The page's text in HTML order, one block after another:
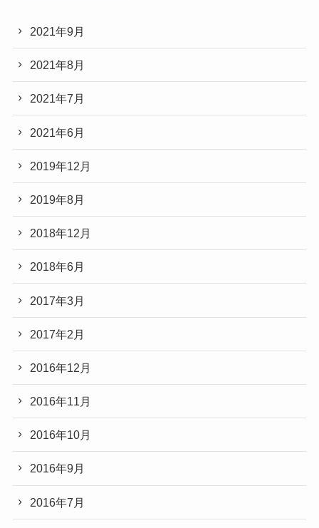
2021年9月
2021年8月
2021年7月
2021年6月
2019年12月
2019年8月
2018年12月
2018年6月
2017年3月
2017年2月
2016年12月
2016年11月
2016年10月
2016年9月
2016年7月